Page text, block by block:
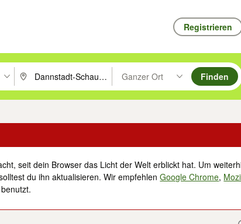
Registrieren
mit den Pfeiltasten nach oben/unten durchsuchen
PLZ oder Ort eingeben. Eingabetaste drücken um zu
Ganzer Ort
Suche im Umkreis des gewählten
Finden
seit dein Browser das Licht der Welt erblickt hat. Um
du ihn aktualisieren. Wir empfehlenGoogle Chrome,